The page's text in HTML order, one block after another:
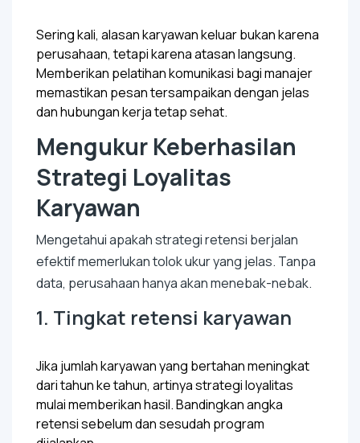
Sering kali, alasan karyawan keluar bukan karena
perusahaan, tetapi karena atasan langsung.
Memberikan pelatihan komunikasi bagi manajer
memastikan pesan tersampaikan dengan jelas
dan hubungan kerja tetap sehat.
Mengukur Keberhasilan
Strategi Loyalitas
Karyawan
Mengetahui apakah strategi retensi berjalan
efektif memerlukan tolok ukur yang jelas. Tanpa
data, perusahaan hanya akan menebak-nebak.
1. Tingkat retensi karyawan
Jika jumlah karyawan yang bertahan meningkat
dari tahun ke tahun, artinya strategi loyalitas
mulai memberikan hasil. Bandingkan angka
retensi sebelum dan sesudah program